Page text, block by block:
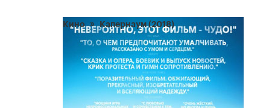
Кино Капернаум (2018)